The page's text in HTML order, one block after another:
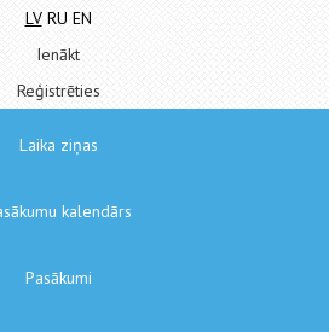
LV RU EN
Ienākt
Reģistrēties
Laika ziņas
kalendārs
Pasākumi